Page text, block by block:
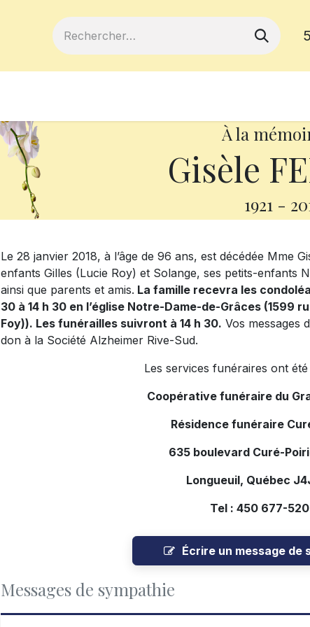
À la
Gisèle
1921 -
Le 28 janvier 2018, à l’âge de 96 ans, est décédée Mme
enfants Gilles (Lucie Roy) et Solange, ses petits-enfants
ainsi que parents et amis. La famille recevra les
30 à 14 h 30 en l’église Notre-Dame-de-Grâces (1599
Foy)). Les funérailles suivront à 14 h 30. Vos messages
don à la Société Alzheimer Rive-Sud.
Les services funéraires ont
Coopérative funéraire du
Résidence funéraire
635 boulevard Curé-
Longueuil, Québec
Tel : 450 677-
Écrire un message de
Messages de sympathie